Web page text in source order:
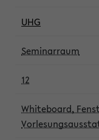
UHG
Seminarraum
12
Whiteboard,